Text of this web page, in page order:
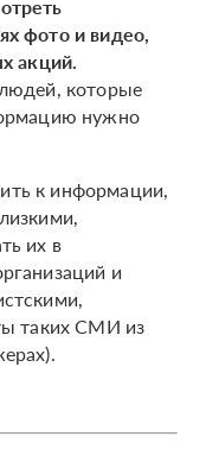
фото и видео,
акций.
которые
нужно
к информации,
их в
и
таких СМИ из